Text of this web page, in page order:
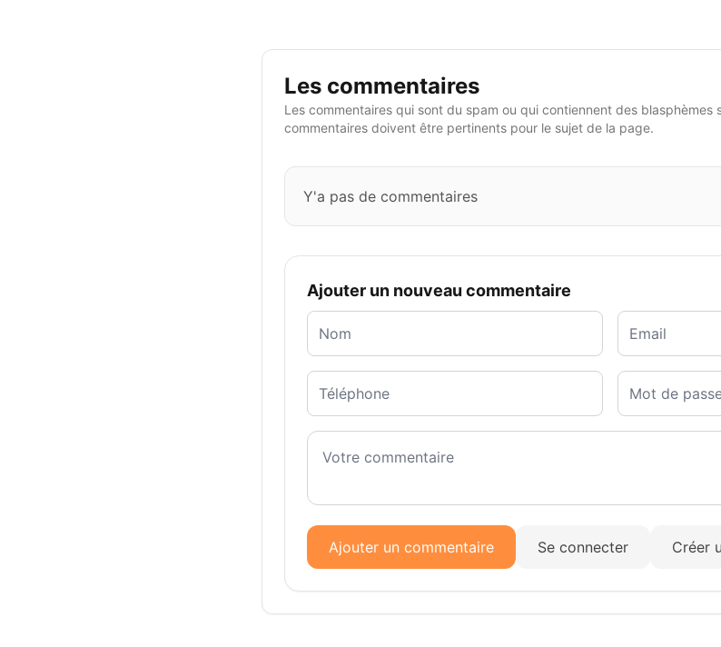
Les commentaires
Les commentaires qui sont du spam ou qui contiennent des blasphèmes
commentaires doivent être pertinents pour le sujet de la page.
Y'a pas de commentaires
Ajouter un nouveau commentaire
Ajouter un commentaire Se connecter Créer